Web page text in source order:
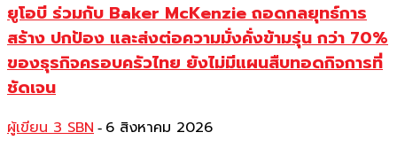
ยูโอบี ร่วมกับ Baker McKenzie ถอดกลยุทธ์การ
สร้าง ปกป้อง และส่งต่อความมั่งคั่งข้ามรุ่น กว่า 70%
ของธุรกิจครอบครัวไทย ยังไม่มีแผนสืบทอดกิจการที่
ชัดเจน
ผู้เขียน 3 SBN - 6 สิงหาคม 2026